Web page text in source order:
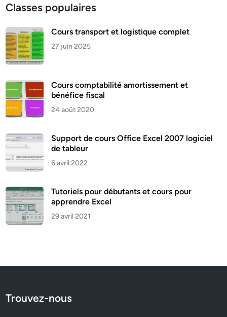
Classes populaires
Cours transport et logistique complet
27 juin 2025
Cours comptabilité amortissement et
bénéfice fiscal
24 août 2020
Support de cours Office Excel 2007 logiciel
de tableur
6 avril 2022
Tutoriels pour débutants et cours pour
apprendre Excel
29 avril 2021
Trouvez-nous